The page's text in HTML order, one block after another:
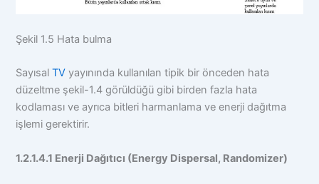
Şekil 1.5 Hata bulma
SayısalTV yayınında kullanılan tipik bir önceden hata
düzeltme şekil-1.4 görüldüğü gibi birden fazla hata
kodlaması ve ayrıca bitleri harmanlama ve enerji dağıtma
işlemi gerektirir.
1.2.1.4.1 Enerji Dağıtıcı (Energy Dispersal, Randomizer)